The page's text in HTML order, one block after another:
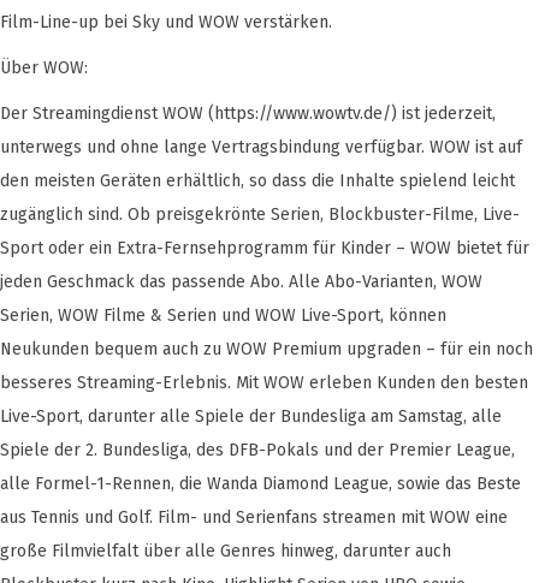
Film-Line-up bei Sky und WOW verstärken.
Über WOW:
Der Streamingdienst WOW (https://www.wowtv.de/) ist jederzeit,
unterwegs und ohne lange Vertragsbindung verfügbar. WOW ist auf
den meisten Geräten erhältlich, so dass die Inhalte spielend leicht
zugänglich sind. Ob preisgekrönte Serien, Blockbuster-Filme, Live-
Sport oder ein Extra-Fernsehprogramm für Kinder – WOW bietet für
jeden Geschmack das passende Abo. Alle Abo-Varianten, WOW
Serien, WOW Filme & Serien und WOW Live-Sport, können
Neukunden bequem auch zu WOW Premium upgraden – für ein noch
besseres Streaming-Erlebnis. Mit WOW erleben Kunden den besten
Live-Sport, darunter alle Spiele der Bundesliga am Samstag, alle
Spiele der 2. Bundesliga, des DFB-Pokals und der Premier League,
alle Formel-1-Rennen, die Wanda Diamond League, sowie das Beste
aus Tennis und Golf. Film- und Serienfans streamen mit WOW eine
große Filmvielfalt über alle Genres hinweg, darunter auch